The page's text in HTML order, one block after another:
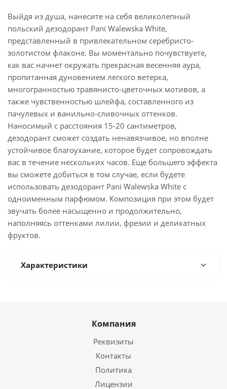
Выйдя из душа, нанесите на себя великолепный
польский дезодорант Pani Walewska White,
представленный в привлекательном серебристо-
золотистом флаконе. Вы моментально почувствуете,
как вас начнет окружать прекрасная весенняя аура,
пропитанная дуновением легкого ветерка,
многогранностью травянисто-цветочных мотивов, а
также чувственностью шлейфа, составленного из
пачулевых и ванильно-сливочных оттенков.
Наносимый с расстояния 15-20 сантиметров,
дезодорант сможет создать ненавязчивое, но вполне
устойчивое благоухание, которое будет сопровождать
вас в течение нескольких часов. Еще большего эффекта
вы сможете добиться в том случае, если будете
использовать дезодорант Pani Walewska White с
одноименным парфюмом. Композиция при этом будет
звучать более насыщенно и продолжительно,
наполняясь оттенками лилии, фрезии и деликатных
фруктов.
Характеристики
Компания
Реквизиты
Контакты
Политика
Лицензии